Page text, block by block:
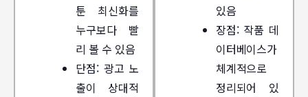
툰 최신화를
누구보다 빨
리 볼 수 있음
단점: 광고 노
출이 상대적
있음
장점: 작품 데
이터베이스가
체계적으로
정리되어 있